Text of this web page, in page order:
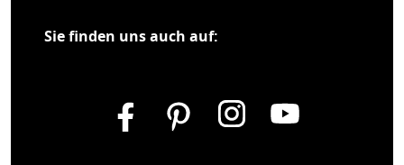
Sie finden uns auch auf: